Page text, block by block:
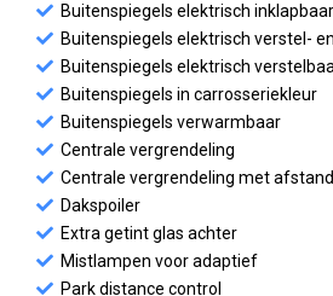
Buitenspiegels elektrisch inklapbaar
Buitenspiegels elektrisch verstel-
Buitenspiegels elektrisch
Buitenspiegels in carrosseriekleur
Buitenspiegels verwarmbaar
Centrale vergrendeling
Centrale vergrendeling met
Dakspoiler
Extra getint glas achter
Mistlampen voor adaptief
Park distance control